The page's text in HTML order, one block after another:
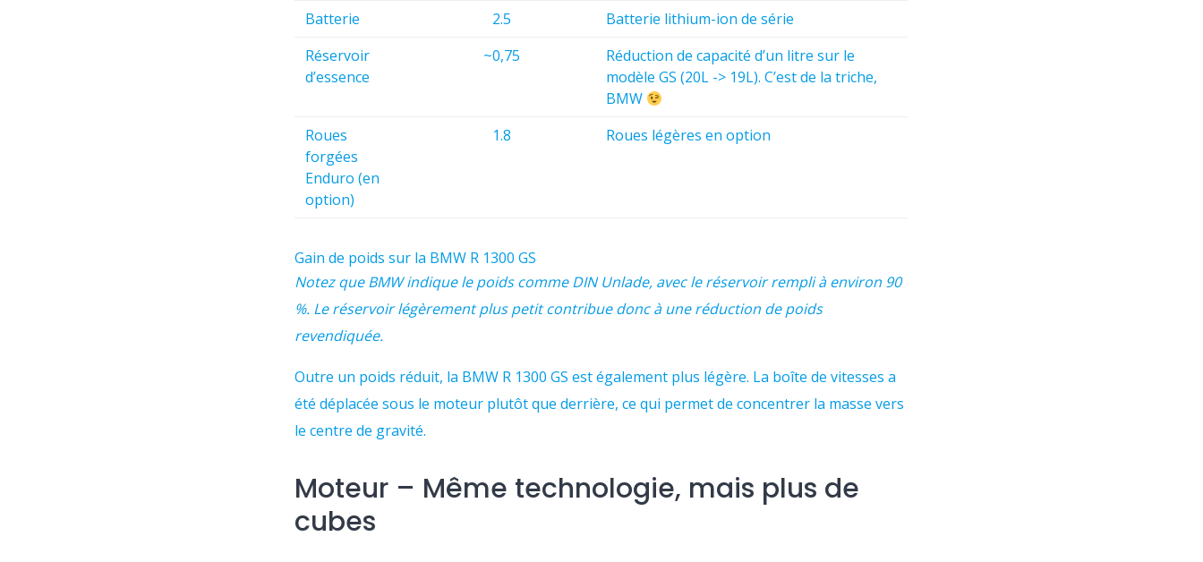
Batterie
2.5
Batterie lithium-ion de série
Réservoir
d’essence
~0,75
Réduction de capacité d’un litre sur le
modèle GS (20L -> 19L). C’est de la triche,
BMW
Roues
forgées
Enduro (en
option)
1.8 Roues légères en option
Gain de poids sur la BMW R 1300 GS
Notez que BMW indique le poids comme DIN Unlade, avec le réservoir rempli à environ 90
%. Le réservoir légèrement plus petit contribue donc à une réduction de poids
revendiquée.
Outre un poids réduit, la BMW R 1300 GS est également plus légère. La boîte de vitesses a
été déplacée sous le moteur plutôt que derrière, ce qui permet de concentrer la masse vers
le centre de gravité.
Moteur – Même technologie, mais plus de
cubes